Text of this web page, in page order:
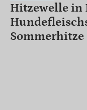
Hitzewelle in
Sommerhitze